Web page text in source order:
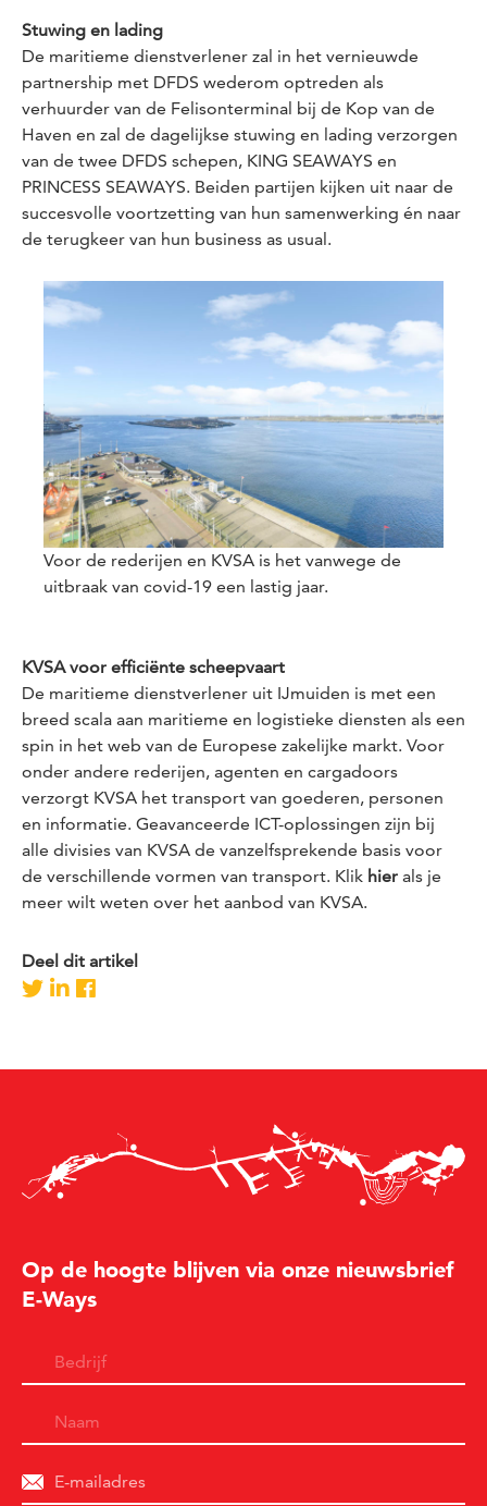
Stuwing en lading
De maritieme dienstverlener zal in het vernieuwde
partnership met DFDS wederom optreden als
verhuurder van de Felisonterminal bij de Kop van de
Haven en zal de dagelijkse stuwing en lading verzorgen
van de twee DFDS schepen, KING SEAWAYS en
PRINCESS SEAWAYS. Beiden partijen kijken uit naar de
succesvolle voortzetting van hun samenwerking én naar
de terugkeer van hun business as usual.
Voor de rederijen en KVSA is het vanwege de
uitbraak van covid-19 een lastig jaar.
KVSA voor efficiënte scheepvaart
De maritieme dienstverlener uit IJmuiden is met een
breed scala aan maritieme en logistieke diensten als een
spin in het web van de Europese zakelijke markt. Voor
onder andere rederijen, agenten en cargadoors
verzorgt KVSA het transport van goederen, personen
en informatie. Geavanceerde ICT-oplossingen zijn bij
alle divisies van KVSA de vanzelfsprekende basis voor
de verschillende vormen van transport. Klik hier als je
meer wilt weten over het aanbod van KVSA.
Deel dit artikel
Op de hoogte blijven via onze nieuwsbrief
E-Ways